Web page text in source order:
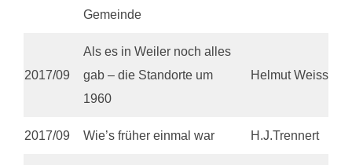
Gemeinde
2017/09
Als es in Weiler noch alles
gab – die Standorte um
1960
Helmut Weiss
2017/09 Wie’s früher einmal war H.J.Trennert